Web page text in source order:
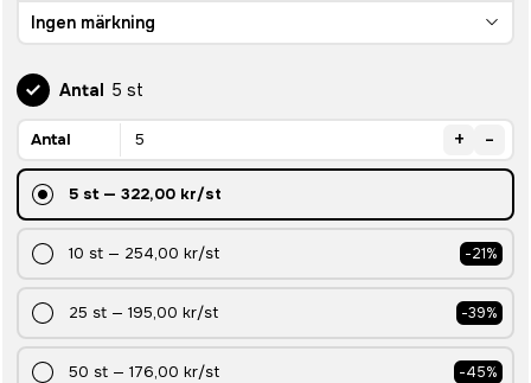
Ingen märkning
Antal 5 st
Antal + -
5 st— 322,00 kr/st
10 st — 254,00 kr/st -21%
25 st — 195,00 kr/st -39%
50 st — 176,00 kr/st -45%